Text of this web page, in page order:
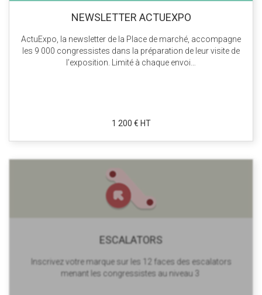
NEWSLETTER ACTUEXPO
ActuExpo, la newsletter de la Place de marché, accompagne
les 9 000 congressistes dans la préparation de leur visite de
l’exposition. Limité à chaque envoi…
1 200 € HT
ESCALATORS
Inscrivez votre marque sur les 12 faces des escalators
menant les congressistes au niveau 3